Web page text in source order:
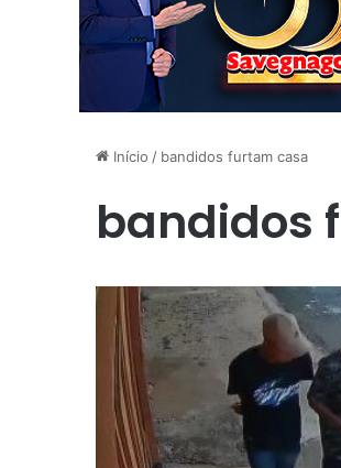
Início / bandidos furtam casa
bandidos